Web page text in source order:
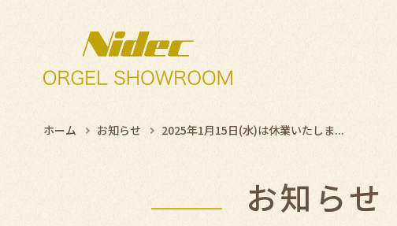
ホーム お知らせ 2025年1月15日(水)は休業いたしま...
お知らせ